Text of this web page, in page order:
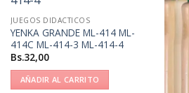
JUEGOS DIDACTICOS
YENKA GRANDE ML-414 ML-
414C ML-414-3 ML-414-4
Bs.32,00
AÑADIR AL CARRITO